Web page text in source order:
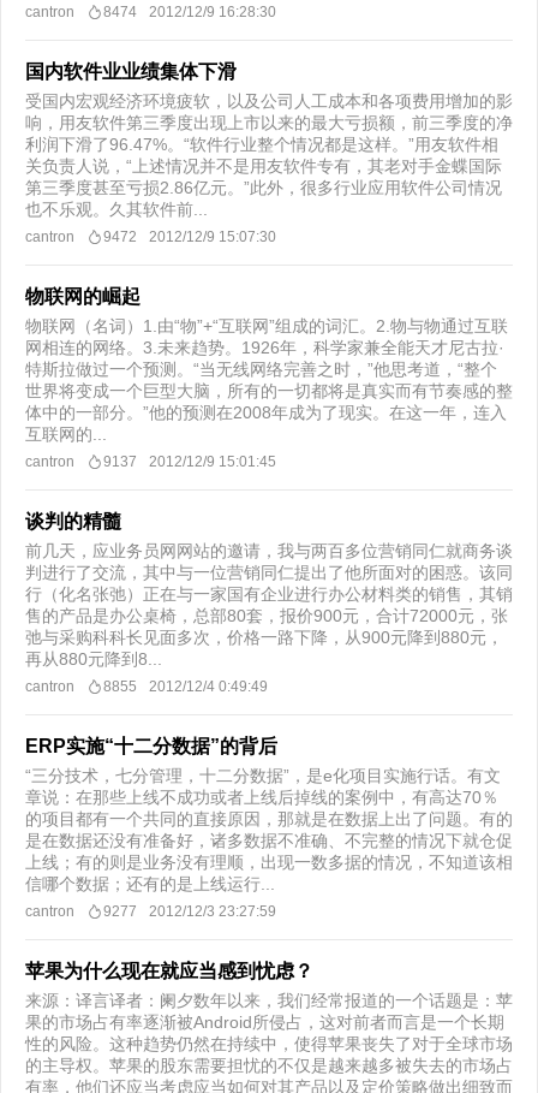
cantron 8474 2012/12/9 16:28:30
国内软件业业绩集体下滑
受国内宏观经济环境疲软，以及公司人工成本和各项费用增加的影
响，用友软件第三季度出现上市以来的最大亏损额，前三季度的净
利润下滑了96.47%。“软件行业整个情况都是这样。”用友软件相
关负责人说，“上述情况并不是用友软件专有，其老对手金蝶国际
第三季度甚至亏损2.86亿元。”此外，很多行业应用软件公司情况
也不乐观。久其软件前...
cantron 9472 2012/12/9 15:07:30
物联网的崛起
物联网（名词）1.由“物”+“互联网”组成的词汇。2.物与物通过互联
网相连的网络。3.未来趋势。1926年，科学家兼全能天才尼古拉·
特斯拉做过一个预测。“当无线网络完善之时，”他思考道，“整个
世界将变成一个巨型大脑，所有的一切都将是真实而有节奏感的整
体中的一部分。”他的预测在2008年成为了现实。在这一年，连入
互联网的...
cantron 9137 2012/12/9 15:01:45
谈判的精髓
前几天，应业务员网网站的邀请，我与两百多位营销同仁就商务谈
判进行了交流，其中与一位营销同仁提出了他所面对的困惑。该同
行（化名张弛）正在与一家国有企业进行办公材料类的销售，其销
售的产品是办公桌椅，总部80套，报价900元，合计72000元，张
弛与采购科科长见面多次，价格一路下降，从900元降到880元，
再从880元降到8...
cantron 8855 2012/12/4 0:49:49
ERP实施“十二分数据”的背后
“三分技术，七分管理，十二分数据”，是e化项目实施行话。有文
章说：在那些上线不成功或者上线后掉线的案例中，有高达70％
的项目都有一个共同的直接原因，那就是在数据上出了问题。有的
是在数据还没有准备好，诸多数据不准确、不完整的情况下就仓促
上线；有的则是业务没有理顺，出现一数多据的情况，不知道该相
信哪个数据；还有的是上线运行...
cantron 9277 2012/12/3 23:27:59
苹果为什么现在就应当感到忧虑？
来源：译言译者：阑夕数年以来，我们经常报道的一个话题是：苹
果的市场占有率逐渐被Android所侵占，这对前者而言是一个长期
性的风险。这种趋势仍然在持续中，使得苹果丧失了对于全球市场
的主导权。苹果的股东需要担忧的不仅是越来越多被失去的市场占
有率，他们还应当考虑应当如何对其产品以及定价策略做出细致而